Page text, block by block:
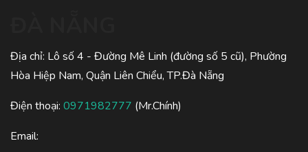
Địa chỉ: Lô số 4 - Đường Mê Linh (đường số 5 cũ), Phường
Hòa Hiệp Nam, Quận Liên Chiểu, TP.Đà Nẵng
Điện thoại: 0971982777 (Mr.Chính)
Email: